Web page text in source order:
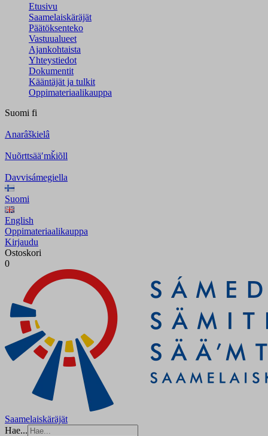
Etusivu
Saamelaiskäräjät
Päätöksenteko
Vastuualueet
Ajankohtaista
Yhteystiedot
Dokumentit
Kääntäjät ja tulkit
Oppimateriaalikauppa
Suomi fi
Anarâškielâ
Nuõrttsääʹmǩiõll
Davvisámegiella
Suomi
English
Oppimateriaalikauppa
Kirjaudu
Ostoskori
0
Saamelaiskäräjät
Hae...